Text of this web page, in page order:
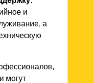
и
а
могут